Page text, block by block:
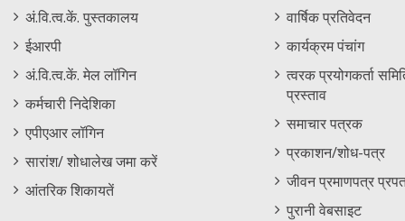
Staff
Footer
Menu
अं.वि.त्व.कें. पुस्तकालय
ईआरपी
अं.वि.त्व.कें. मेल लॉगिन
कर्मचारी निदेशिका
एपीएआर लॉगिन
सारांश/ शोधालेख जमा करें
आंतरिक शिकायतें
Informations
Menu
वार्षिक प्रतिवेदन
कार्यक्रम पंचांग
त्वरक प्रयोगकर्ता
प्रस्ताव
समाचार पत्रक
प्रकाशन/शोध-पत्र
जीवन प्रमाणपत्र
पुरानी वेबसाइट